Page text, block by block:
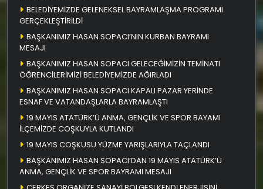
BELEDİYEMİZDE GELENEKSEL BAYRAMLAŞMA PROGRAMI
GERÇEKLEŞTİRİLDİ
BAŞKANIMIZ HASAN SOPACI’NIN KURBAN BAYRAMI
MESAJI
BAŞKANIMIZ HASAN SOPACI GELECEĞİMİZİN TEMİNATI
ÖĞRENCİLERİMİZİ BELEDİYEMİZDE AĞIRLADI
BAŞKANIMIZ HASAN SOPACI KAPALI PAZAR YERİNDE
ESNAF VE VATANDAŞLARLA BAYRAMLAŞTI
19 MAYIS ATATÜRK’Ü ANMA, GENÇLİK VE SPOR BAYAMI
İLÇEMİZDE COŞKUYLA KUTLANDI
19 MAYIS COŞKUSU YÜZME YARIŞLARIYLA TAÇLANDI
BAŞKANIMIZ HASAN SOPACI’DAN 19 MAYIS ATATÜRK’Ü
ANMA, GENÇLİK VE SPOR BAYRAMI MESAJI